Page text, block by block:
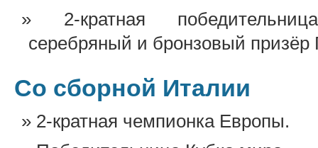
2-кратная
серебряный и бронзовый призёр
Со сборной Италии
2-кратная чемпионка Европы.